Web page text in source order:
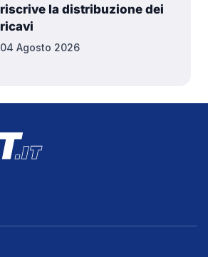
riscrive la distribuzione dei
ricavi
04 Agosto 2026